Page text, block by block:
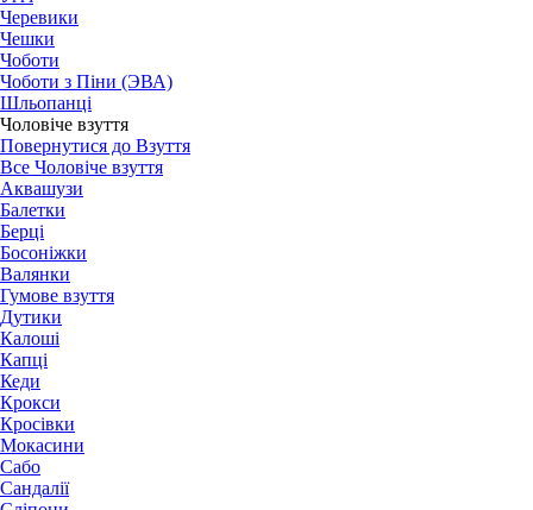
Черевики
Чешки
Чоботи
Чоботи з Піни (ЭВА)
Шльопанці
Чоловіче взуття
Повернутися до Взуття
Все Чоловіче взуття
Аквашузи
Балетки
Берці
Босоніжки
Валянки
Гумове взуття
Дутики
Калоші
Капці
Кеди
Крокси
Кросівки
Мокасини
Сабо
Сандалії